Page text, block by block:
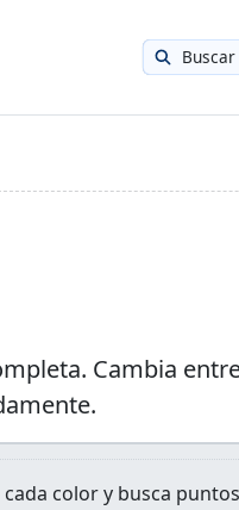
Buscar
Cambia
color y busca puntos